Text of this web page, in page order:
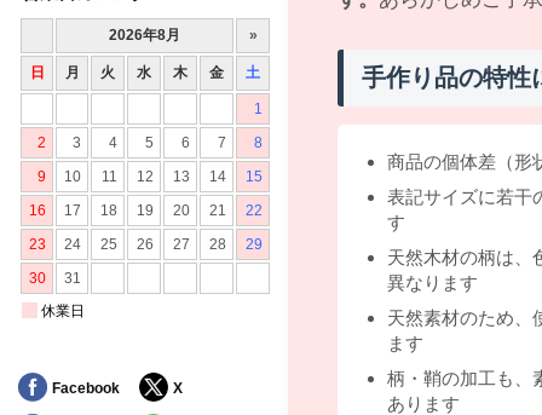
手作り品の特性
商品の個体差（形
表記サイズに若干
す
天然木材の柄は、
異なります
天然素材のため、
ます
柄・鞘の加工も、
あります
Facebook X